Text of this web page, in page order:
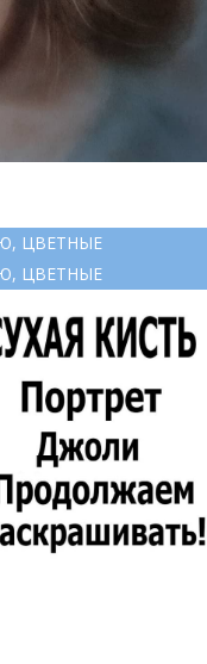
ЦВЕТНЫЕ
ЦВЕТНЫЕ